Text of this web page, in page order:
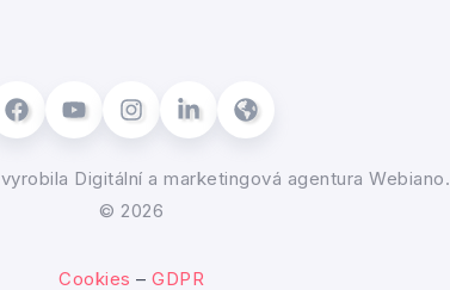
vyrobila Digitální a marketingová agentura Webiano.
© 2026
Cookies – GDPR